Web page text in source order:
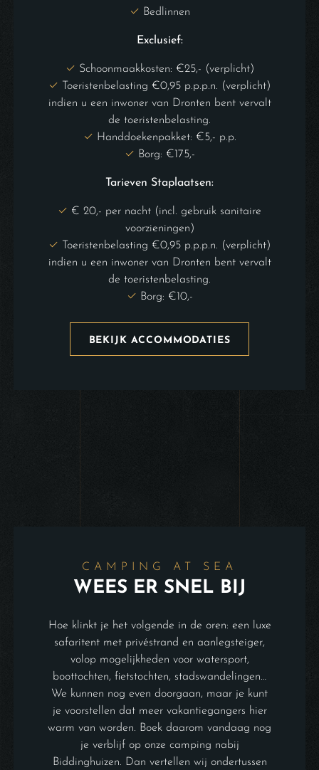
Bedlinnen
Exclusief:
Schoonmaakkosten: €25,- (verplicht)
Toeristenbelasting €0,95 p.p.p.n. (verplicht)
indien u een inwoner van Dronten bent vervalt
de toeristenbelasting.
Handdoekenpakket: €5,- p.p.
Borg: €175,-
Tarieven Staplaatsen:
€ 20,- per nacht (incl. gebruik sanitaire
voorzieningen)
Toeristenbelasting €0,95 p.p.p.n. (verplicht)
indien u een inwoner van Dronten bent vervalt
de toeristenbelasting.
Borg: €10,-
BEKIJK ACCOMMODATIES
CAMPING AT SEA
WEES ER SNEL BIJ
Hoe klinkt je het volgende in de oren: een luxe
safaritent met privéstrand en aanlegsteiger,
volop mogelijkheden voor watersport,
boottochten, fietstochten, stadswandelingen…
We kunnen nog even doorgaan, maar je kunt
je voorstellen dat meer vakantiegangers hier
warm van worden. Boek daarom vandaag nog
je verblijf op onze camping nabij
Biddinghuizen. Dan vertellen wij ondertussen